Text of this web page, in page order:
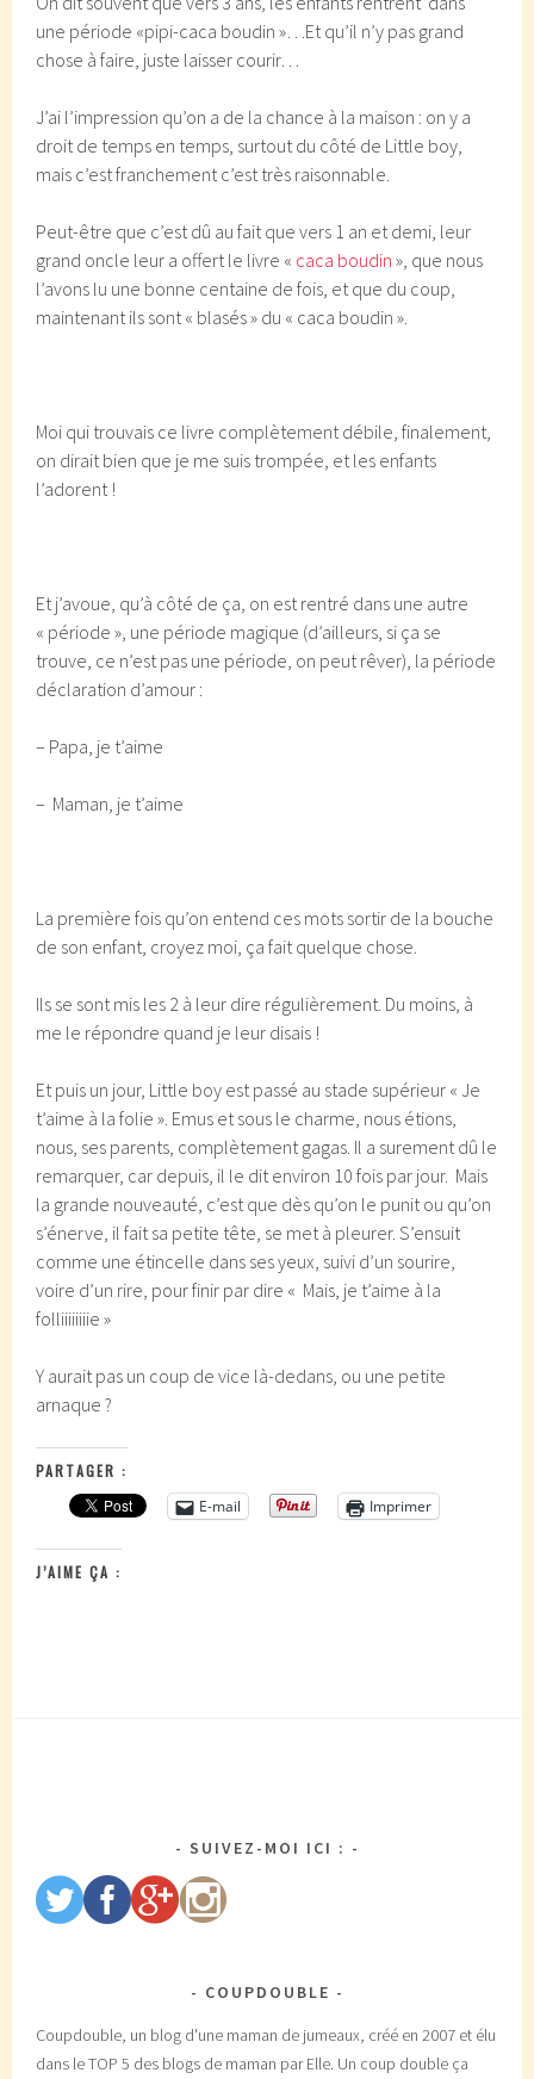
une période «pipi-caca boudin »…Et qu’il n’y pas grand
chose à faire, juste laisser courir…
J’ai l’impression qu’on a de la chance à la maison : on y a
droit de temps en temps, surtout du côté de Little boy,
mais c’est franchement c’est très raisonnable.
Peut-être que c’est dû au fait que vers 1 an et demi, leur
grand oncle leur a offert le livre « caca boudin», que nous
l’avons lu une bonne centaine de fois, et que du coup,
maintenant ils sont « blasés » du « caca boudin ».
Moi qui trouvais ce livre complètement débile, finalement,
on dirait bien que je me suis trompée, et les enfants
l’adorent !
Et j’avoue, qu’à côté de ça, on est rentré dans une autre
« période », une période magique (d’ailleurs, si ça se
trouve, ce n’est pas une période, on peut rêver), la période
déclaration d’amour :
– Papa, je t’aime
– Maman, je t’aime
La première fois qu’on entend ces mots sortir de la bouche
de son enfant, croyez moi, ça fait quelque chose.
Ils se sont mis les 2 à leur dire régulièrement. Du moins, à
me le répondre quand je leur disais !
Et puis un jour, Little boy est passé au stade supérieur « Je
t’aime à la folie ». Emus et sous le charme, nous étions,
nous, ses parents, complètement gagas. Il a surement dû le
remarquer, car depuis, il le dit environ 10 fois par jour. Mais
la grande nouveauté, c’est que dès qu’on le punit ou qu’on
s’énerve, il fait sa petite tête, se met à pleurer. S’ensuit
comme une étincelle dans ses yeux, suivi d’un sourire,
voire d’un rire, pour finir par dire « Mais, je t’aime à la
folliiiiiiiie »
Y aurait pas un coup de vice là-dedans, ou une petite
arnaque ?
PARTAGER :
E-mail
Imprimer
J’AIME ÇA :
SUIVEZ-MOI ICI :
COUPDOUBLE
Coupdouble, un blog d'une maman de jumeaux, créé en 2007 et élu
dans le TOP 5 des blogs de maman par Elle. Un coup double ça